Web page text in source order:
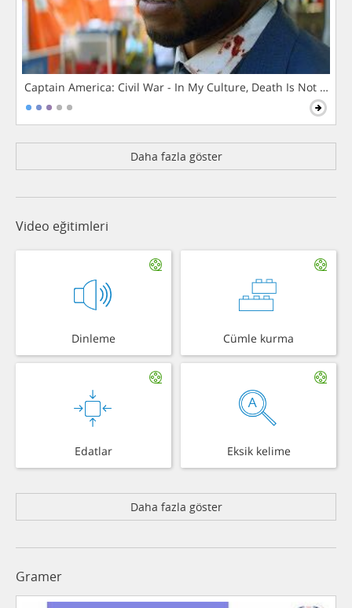
Captain America: Civil War - In My Culture, Death Is Not The
Daha fazla göster
Video eğitimleri
Dinleme Cümle kurma
Edatlar Eksik kelime
Daha fazla göster
Gramer